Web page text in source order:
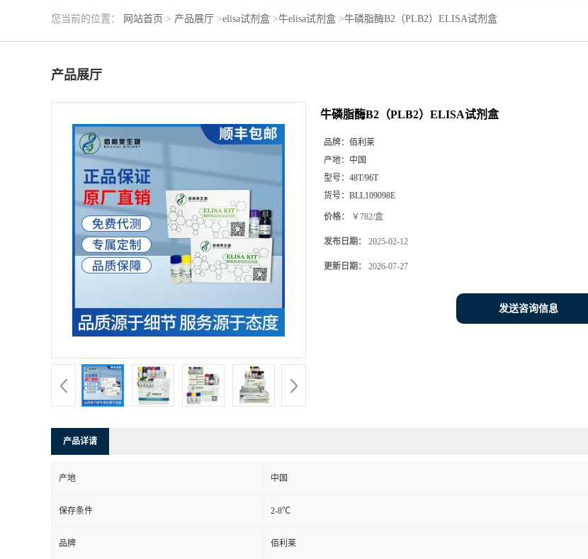
您当前的位置： 网站首页 > 产品展厅 >elisa试剂盒 >牛elisa试剂盒 >牛磷脂酶B2（PLB2）ELISA试剂盒
产品展厅
牛磷脂酶B2（PLB2）ELISA试剂盒
品牌： 佰利莱
产地： 中国
型号： 48T/96T
货号： BLL109098E
价格： ￥782/盒
发布日期： 2025-02-12
更新日期： 2026-07-27
发送咨询信息
产品详请
产地 中国
保存条件 2-8℃
品牌 佰利莱